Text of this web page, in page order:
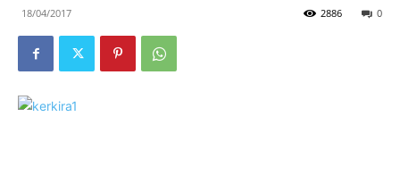
18/04/2017 0
2886